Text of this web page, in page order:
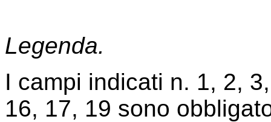
Legenda.
I campi indicati n. 1, 2,
16, 17, 19 sono